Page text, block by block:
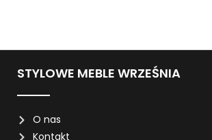
STYLOWE MEBLE WRZEŚNIA
O nas
Kontakt